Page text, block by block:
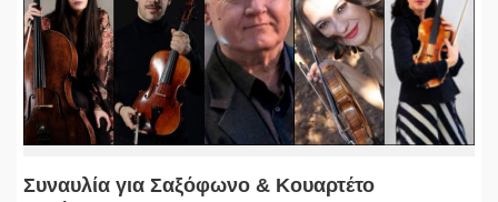
Συναυλία για Σαξόφωνο & Κουαρτέτο